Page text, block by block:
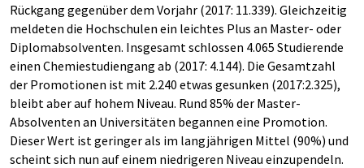
Rückgang gegenüber dem Vorjahr (2017: 11.339). Gleichzeitig
meldeten die Hochschulen ein leichtes Plus an Master- oder
Diplomabsolventen. Insgesamt schlossen 4.065 Studierende
einen Chemiestudiengang ab (2017: 4.144). Die Gesamtzahl
der Promotionen ist mit 2.240 etwas gesunken (2017:2.325),
bleibt aber auf hohem Niveau. Rund 85% der Master-
Absolventen an Universitäten begannen eine Promotion.
Dieser Wert ist geringer als im langjährigen Mittel (90%) und
scheint sich nun auf einem niedrigeren Niveau einzupendeln.